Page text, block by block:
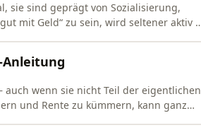
sie sind geprägt von Sozialisierung,
mit Geld“ zu sein, wird seltener aktiv –
Anleitung
wenn sie nicht Teil der eigentlichen
und Rente zu kümmern, kann ganz